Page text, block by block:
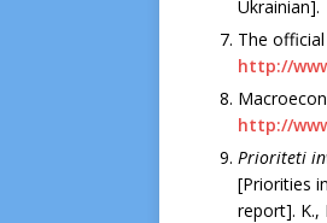
Ukrainian].
The
http://
http://
Prіoriteti
[Priorities
report]. K.,